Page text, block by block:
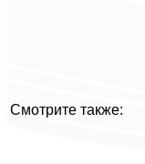
Смотрите также: